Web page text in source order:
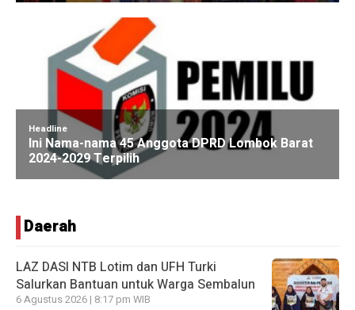
Daerah
LAZ DASI NTB Lotim dan UFH Turki
Salurkan Bantuan untuk Warga Sembalun
6 Agustus 2026 | 8:17 pm WIB